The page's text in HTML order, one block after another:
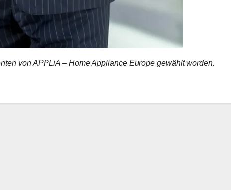
von APPLiA – Home Appliance Europe gewählt worden.